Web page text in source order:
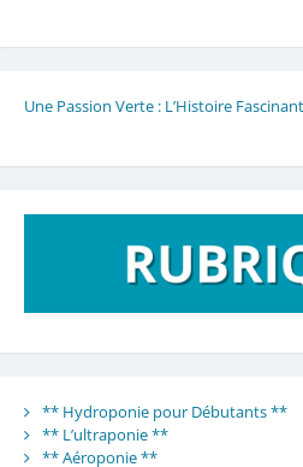
Une Passion Verte : L’Histoire
** Hydroponie pour Débutants **
** L’ultraponie **
** Aéroponie **